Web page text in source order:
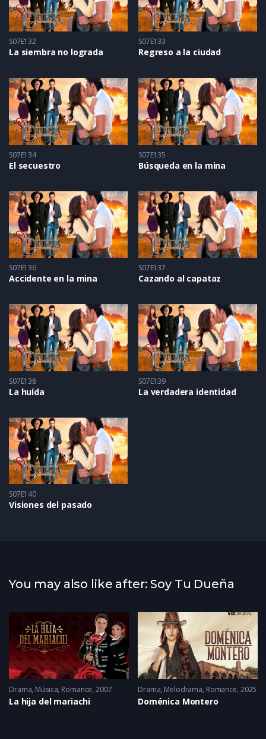
S07E132
La siembra no lograda
S07E133
Regreso a la ciudad
S07E134
El secuestro
S07E135
Búsqueda en la mina
S07E136
Accidente en la mina
S07E137
Cazando al capataz
S07E138
La huída
S07E139
La verdadera identidad
S07E140
Visiones del pasado
You may also like after: Soy Tu Dueña
Drama, Música, Romance 2007
La hija del mariachi
Drama, Melodrama, Romance 2025
Doménica Montero